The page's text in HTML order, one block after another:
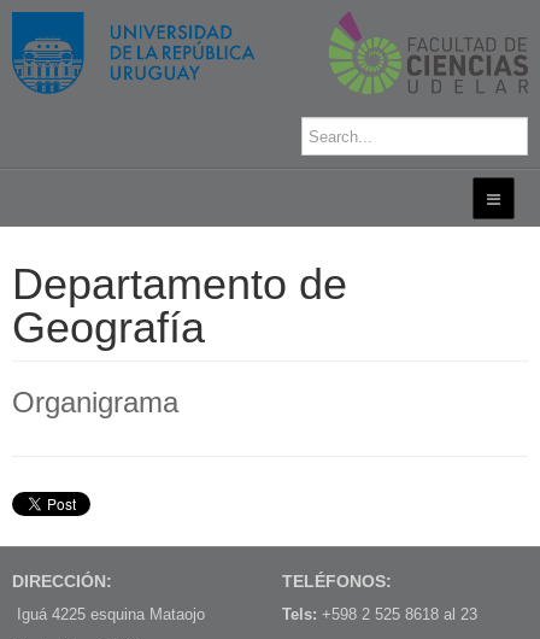
Departamento de
Geografía
Organigrama
DIRECCIÓN:
Iguá 4225 esquina Mataojo
TELÉFONOS:
Tels: +598 2 525 8618 al 23